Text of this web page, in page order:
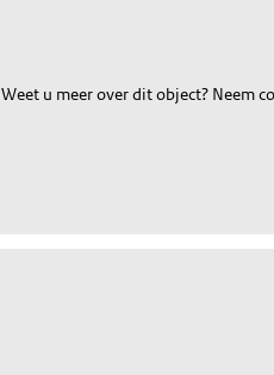
Weet u meer over dit object? Neem